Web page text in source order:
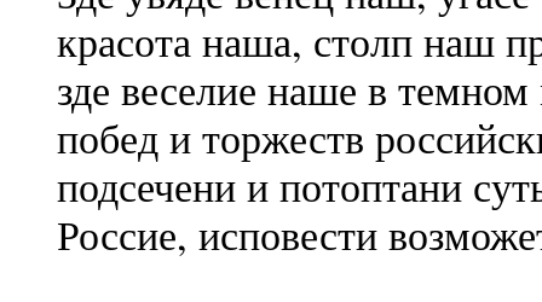
красота наша, столп наш
зде веселие наше в
побед и торжеств
подсечени и потоптани
Россие, исповести